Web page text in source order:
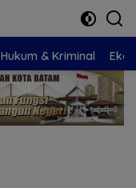
Hukum & Kriminal